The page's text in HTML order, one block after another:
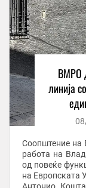
ВМРО
линија
Соопштение
работа на
од повеќе
на Европската